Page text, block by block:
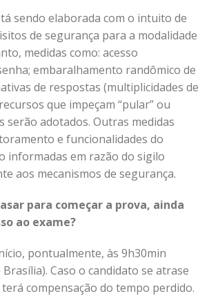
sendo elaborada com o intuito de
de segurança para a modalidade
medidas como: acesso
embaralhamento randômico de
de respostas (multiplicidades de
que impeçam “pular” ou
serão adotados. Outras medidas
e funcionalidades do
informadas em razão do sigilo
aos mecanismos de segurança.
para começar a prova, ainda
ao exame?
pontualmente, às 9h30min
Caso o candidato se atrase
compensação do tempo perdido.